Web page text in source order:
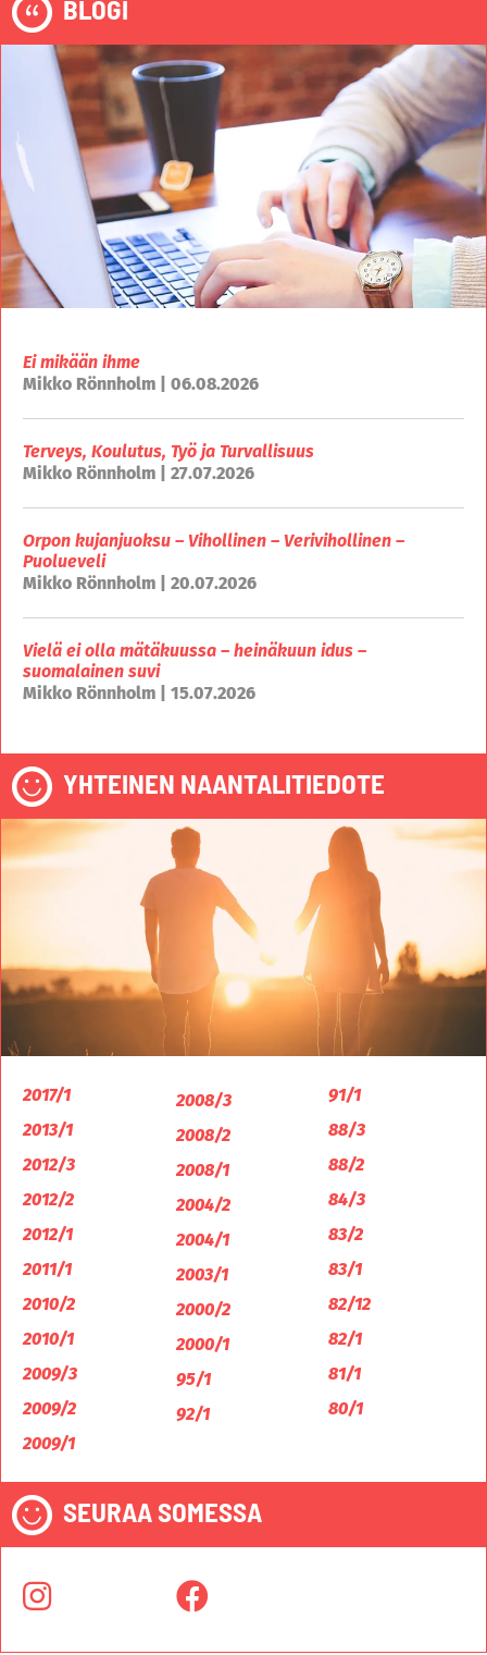
BLOGI
Ei mikään ihme
Mikko Rönnholm | 06.08.2026
Terveys, Koulutus, Työ ja Turvallisuus
Mikko Rönnholm | 27.07.2026
Orpon kujanjuoksu – Vihollinen – Verivihollinen –
Puolueveli
Mikko Rönnholm | 20.07.2026
Vielä ei olla mätäkuussa – heinäkuun idus –
suomalainen suvi
Mikko Rönnholm | 15.07.2026
YHTEINEN NAANTALITIEDOTE
2017/1
2013/1
2012/3
2012/2
2012/1
2011/1
2010/2
2010/1
2009/3
2009/2
2009/1
2008/3
2008/2
2008/1
2004/2
2004/1
2003/1
2000/2
2000/1
95/1
92/1
91/1
88/3
88/2
84/3
83/2
83/1
82/12
82/1
81/1
80/1
SEURAA SOMESSA